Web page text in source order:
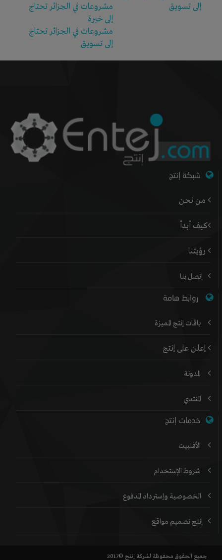
إلى تسويق
مشروعات في الجزائر تحتاج
إلى خبرة
مشروعات في الجزائر تحتاج
إلى تسويق
شبكة إنتج
من نحن
كيف أبدأ
رؤيتنا
إتصل بنا
روابط هامة
باقات إنتج المميزة
إعلن على إنتج
المدونة
المنتدي
خدمات إنتج
الأفلييت
شروط الإستخدام
الخصوصية وإسترداد المدفوع
إنتج تصميم مواقع
جميع الحقوق محفوظة لشركة إنتج ©2017